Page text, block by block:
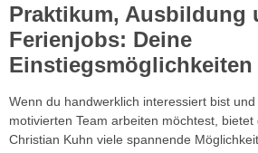
Praktikum, Ausbildung
Ferienjobs: Deine
Einstiegsmöglichkeiten
Wenn du handwerklich interessiert bist
motivierten Team arbeiten möchtest,
Christian Kuhn viele spannende